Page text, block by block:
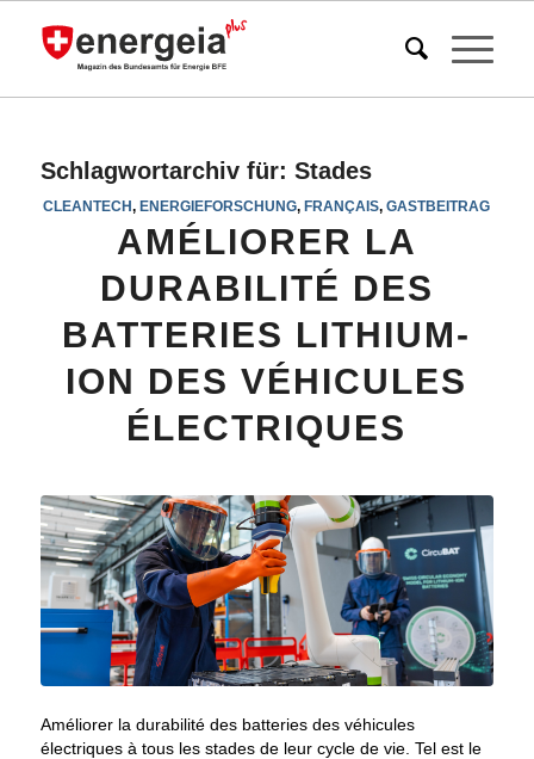
Schlagwortarchiv für: Stades
CLEANTECH,ENERGIEFORSCHUNG,FRANÇAIS,GASTBEITRAG
AMÉLIORER LA
DURABILITÉ DES
BATTERIES LITHIUM-
ION DES VÉHICULES
ÉLECTRIQUES
Améliorer la durabilité des batteries des véhicules
électriques à tous les stades de leur cycle de vie. Tel est le